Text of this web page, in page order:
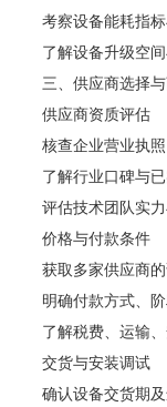
考察设备能耗指
了解设备升级空
三、供应商选择
供应商资质评估
核查企业营业执
了解行业口碑与
评估技术团队实
价格与付款条件
获取多家供应商
明确付款方式、
了解税费、运输
交货与安装调试
确认设备交货期